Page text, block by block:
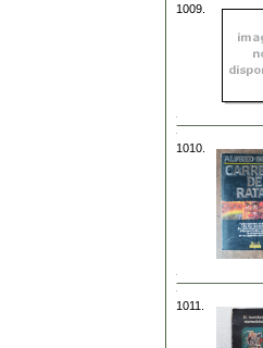
1009.
1010.
1011.